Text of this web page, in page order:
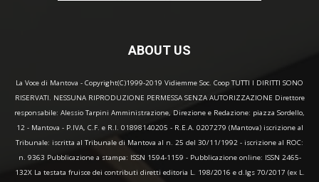
ABOUT US
La Voce di Mantova - Copyright(C)1999-2019 Vidiemme Soc. Coop TUTTI I DIRITTI SONO
RISERVATI. NESSUNA RIPRODUZIONE PERMESSA SENZA AUTORIZZAZIONE Direttore
responsabile: Alessio Tarpini Amministrazione, Direzione e Redazione: piazza Sordello,
12 - Mantova - P.IVA, C.F. e R.I. 01898140205 - R.E.A. 0207279 (Mantova) iscrizione al
Tribunale: iscritta al Tribunale di Mantova al n. 25 del 30/11/1992 - iscrizione al ROC:
n. 9363 Pubblicazione a stampa: ISSN 1594-1159 - Pubblicazione online: ISSN 2465-
132X La testata fruisce dei contributi diretti editoria L. 198/2016 e d.lgs 70/2017 (ex L.